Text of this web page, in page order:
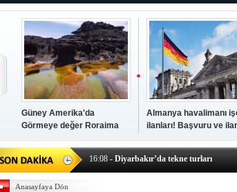
Güney Amerika'da
Görmeye değer Roraima
Dağı...
Almanya havalimanı
ilanları! Başvuru ve
için adres
16:08- Diyarbakır’da tekne turları
- İzmir güncel haberlerini en hızlı
Anasayfaya Dön